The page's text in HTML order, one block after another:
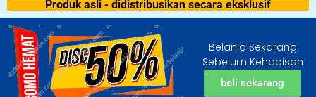
Produk asli - didistribusikan secara eksklusif
Belanja Sekarang
Sebelum Kehabisan
beli sekarang